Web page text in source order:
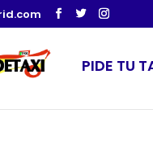
PIDE TU